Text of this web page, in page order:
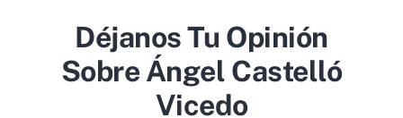
Déjanos Tu Opinión
Sobre Ángel Castelló
Vicedo